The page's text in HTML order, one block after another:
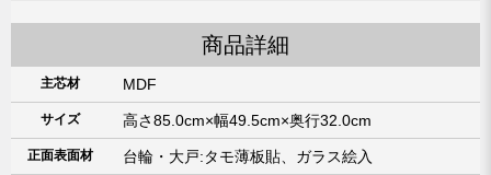
商品詳細
主芯材 MDF
サイズ 高さ85.0cm×幅49.5cm×奥行32.0cm
正面表面材 台輪・大戸:タモ薄板貼、ガラス絵入